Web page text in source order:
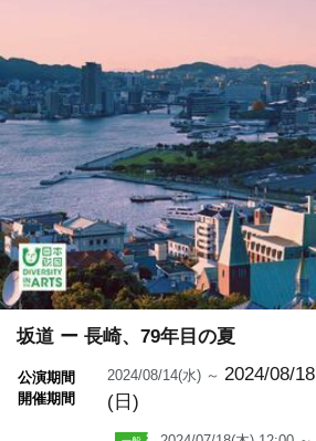
坂道 ー 長崎、79年目の夏
公演期間
開催期間
2024/08/14(水) ～ 2024/08/18
(日)